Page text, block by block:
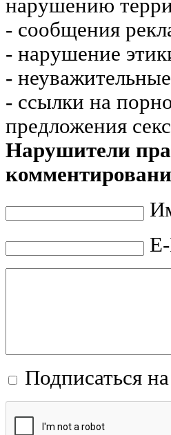
нарушению
- сообщения
- нарушение
-
- ссылки на
предложения
Нарушители
Подписаться